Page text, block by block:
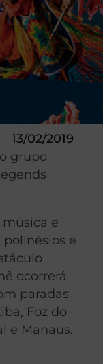
13/02/2019
grupo
e
e
ocorrerá
paradas
Foz do
e Manaus.